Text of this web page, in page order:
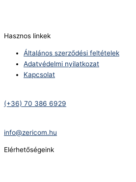
Hasznos linkek
Általános szerződési feltételek
Adatvédelmi nyilatkozat
Kapcsolat
(+36) 70 386 6929
info@zericom.hu
Elérhetőségeink